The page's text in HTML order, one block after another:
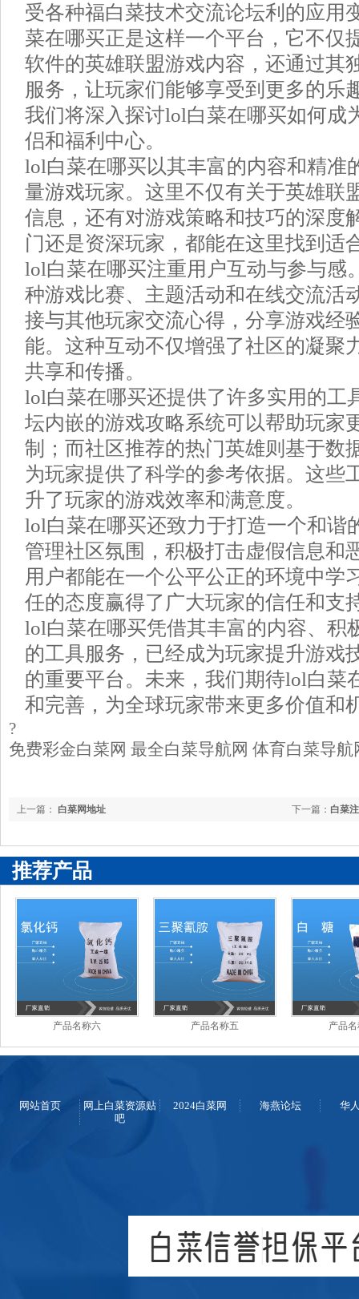
受各种福白菜技术交流论坛利的应用
菜在哪买正是这样一个平台，它不仅
软件的英雄联盟游戏内容，还通过其
服务，让玩家们能够享受到更多的乐
我们将深入探讨lol白菜在哪买如何成
侣和福利中心。
lol白菜在哪买以其丰富的内容和精准
量游戏玩家。这里不仅有关于英雄联
信息，还有对游戏策略和技巧的深度
门还是资深玩家，都能在这里找到适
lol白菜在哪买注重用户互动与参与感
种游戏比赛、主题活动和在线交流活
接与其他玩家交流心得，分享游戏经
能。这种互动不仅增强了社区的凝聚
共享和传播。
lol白菜在哪买还提供了许多实用的工
坛内嵌的游戏攻略系统可以帮助玩家
制；而社区推荐的热门英雄则基于数
为玩家提供了科学的参考依据。这些
升了玩家的游戏效率和满意度。
lol白菜在哪买还致力于打造一个和谐
管理社区氛围，积极打击虚假信息和
用户都能在一个公平公正的环境中学
任的态度赢得了广大玩家的信任和支
lol白菜在哪买凭借其丰富的内容、积
的工具服务，已经成为玩家提升游戏
的重要平台。未来，我们期待lol白菜
和完善，为全球玩家带来更多价值和
?
免费彩金白菜网 最全白菜导航网 体育白菜导航
下一篇： 白菜
上一篇： 白菜网地址
推荐产品
产品名称六 产品名称五 产品
网站首页
网上白菜资源贴
吧
2024白菜网 海燕论坛 华